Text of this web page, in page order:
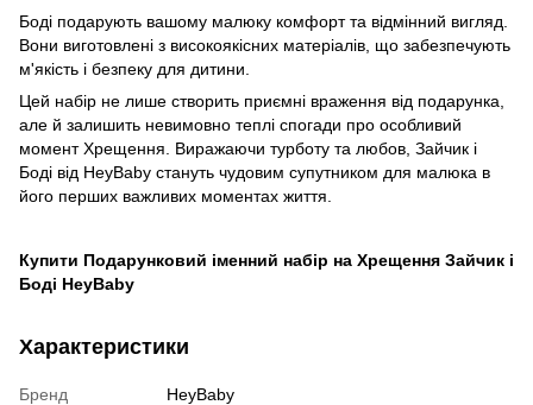
Боді подарують вашому малюку комфорт та відмінний вигляд.
Вони виготовлені з високоякісних матеріалів, що забезпечують
м'якість і безпеку для дитини.
Цей набір не лише створить приємні враження від подарунка,
але й залишить невимовно теплі спогади про особливий
момент Хрещення. Виражаючи турботу та любов, Зайчик і
Боді від HeyBaby стануть чудовим супутником для малюка в
його перших важливих моментах життя.
Купити Подарунковий іменний набір на Хрещення Зайчик і
Боді HeyBaby
Характеристики
Бренд
HeyBaby